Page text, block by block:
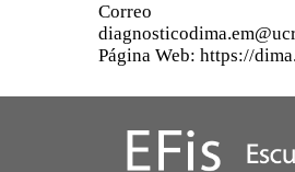
Correo
Página Web: https://